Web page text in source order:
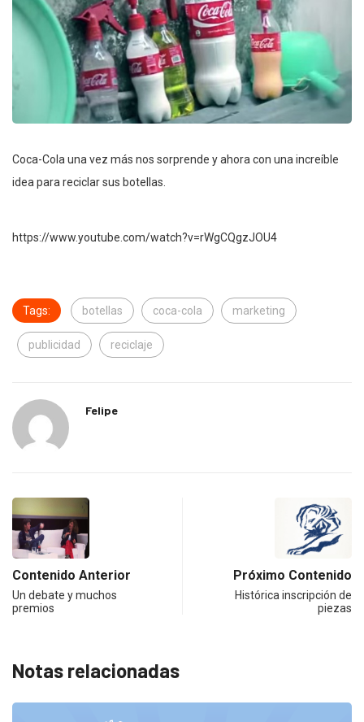
Coca-Cola una vez más nos sorprende y ahora con una increíble
idea para reciclar sus botellas.
https://www.youtube.com/watch?v=rWgCQgzJOU4
Tags: botellas coca-cola marketing
publicidad reciclaje
Felipe
Contenido Anterior
Un debate y muchos
premios
Próximo Contenido
Histórica inscripción de
piezas
Notas relacionadas